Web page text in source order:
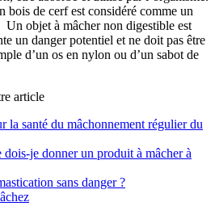
bois de cerf est considéré comme un
objet à mâcher non digestible est
un danger potentiel et ne doit pas être
d’un os en nylon ou d’un sabot de
article
la santé du mâchonnement régulier du
je donner un produit à mâcher à
sans danger ?